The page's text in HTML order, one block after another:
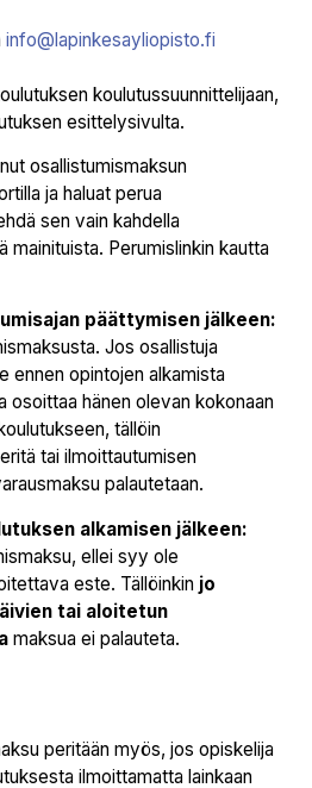
info@lapinkesayliopisto.fi
koulutussuunnittelijaan,
esittelysivulta.
osallistumismaksun
ja haluat perua
sen vain kahdella
mainituista. Perumislinkin kautta
päättymisen jälkeen:
Jos osallistuja
ennen opintojen alkamista
osoittaa hänen olevan kokonaan
tällöin
tai ilmoittautumisen
palautetaan.
alkamisen jälkeen:
ellei syy ole
este. Tällöinkin jo
tai aloitetun
maksua ei palauteta.
peritään myös, jos opiskelija
ilmoittamatta lainkaan